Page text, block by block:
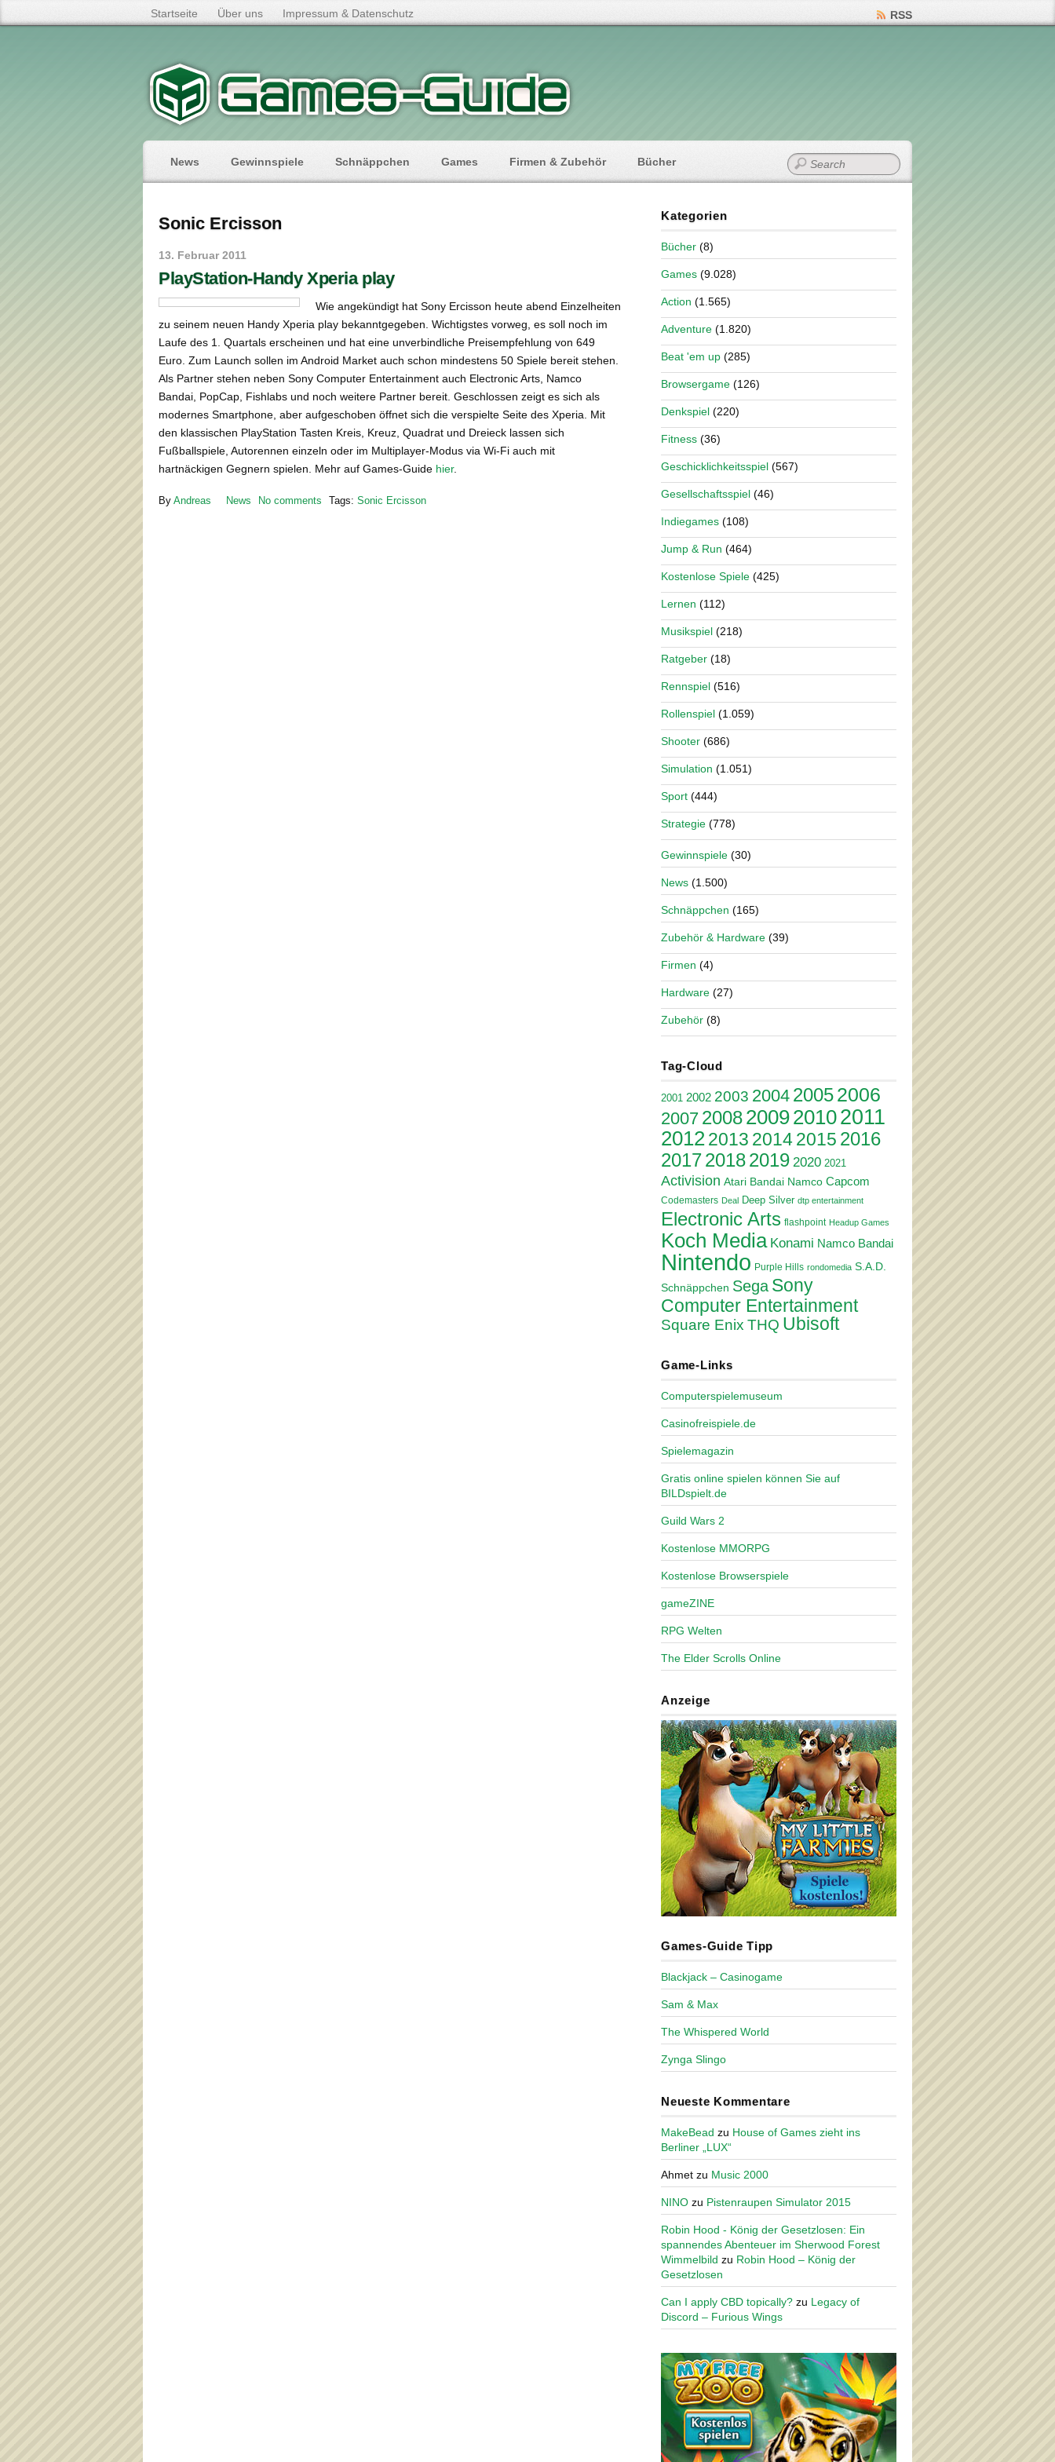
Startseite Über uns Impressum & Datenschutz RSS
News Gewinnspiele Schnäppchen Games Firmen & Zubehör Bücher
Sonic Ercisson
13. Februar 2011
PlayStation-Handy Xperia play
Wie angekündigt hat Sony Ercisson heute abend Einzelheiten
zu seinem neuen Handy Xperia play bekanntgegeben. Wichtigstes vorweg, es soll noch im
Laufe des 1. Quartals erscheinen und hat eine unverbindliche Preisempfehlung von 649
Euro. Zum Launch sollen im Android Market auch schon mindestens 50 Spiele bereit stehen.
Als Partner stehen neben Sony Computer Entertainment auch Electronic Arts, Namco
Bandai, PopCap, Fishlabs und noch weitere Partner bereit. Geschlossen zeigt es sich als
modernes Smartphone, aber aufgeschoben öffnet sich die verspielte Seite des Xperia. Mit
den klassischen PlayStation Tasten Kreis, Kreuz, Quadrat und Dreieck lassen sich
Fußballspiele, Autorennen einzeln oder im Multiplayer-Modus via Wi-Fi auch mit
hartnäckigen Gegnern spielen. Mehr auf Games-Guide hier.
By Andreas News No comments Tags: Sonic Ercisson
Kategorien
Bücher (8)
Games (9.028)
Action (1.565)
Adventure (1.820)
Beat 'em up (285)
Browsergame (126)
Denkspiel (220)
Fitness (36)
Geschicklichkeitsspiel (567)
Gesellschaftsspiel (46)
Indiegames (108)
Jump & Run (464)
Kostenlose Spiele (425)
Lernen (112)
Musikspiel (218)
Ratgeber (18)
Rennspiel (516)
Rollenspiel (1.059)
Shooter (686)
Simulation (1.051)
Sport (444)
Strategie (778)
Gewinnspiele (30)
News (1.500)
Schnäppchen (165)
Zubehör & Hardware (39)
Firmen (4)
Hardware (27)
Zubehör (8)
Tag-Cloud
2001 2002 2003 2004 20052006
2007 2008200920102011
20122013 20142015 2016
201720182019 2020 2021
Activision Atari Bandai Namco Capcom
Codemasters Deal Deep Silver dtp entertainment
Electronic Arts flashpoint Headup Games
Koch Media Konami Namco Bandai
Nintendo Purple Hills rondomedia S.A.D.
Schnäppchen Sega Sony
Computer Entertainment
Square Enix THQ Ubisoft
Game-Links
Computerspielemuseum
Casinofreispiele.de
Spielemagazin
Gratis online spielen können Sie auf
BILDspielt.de
Guild Wars 2
Kostenlose MMORPG
Kostenlose Browserspiele
gameZINE
RPG Welten
The Elder Scrolls Online
Anzeige
Games-Guide Tipp
Blackjack – Casinogame
Sam & Max
The Whispered World
Zynga Slingo
Neueste Kommentare
MakeBead zu House of Games zieht ins
Berliner „LUX“
Ahmet zu Music 2000
NINO zu Pistenraupen Simulator 2015
Robin Hood - König der Gesetzlosen: Ein
spannendes Abenteuer im Sherwood Forest
Wimmelbild zu Robin Hood – König der
Gesetzlosen
Can I apply CBD topically? zu Legacy of
Discord – Furious Wings